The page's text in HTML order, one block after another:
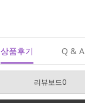
상품후기 Q & A
리뷰보드0